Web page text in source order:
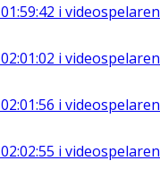
01:59:42 i videospelaren
02:01:02 i videospelaren
02:01:56 i videospelaren
02:02:55 i videospelaren